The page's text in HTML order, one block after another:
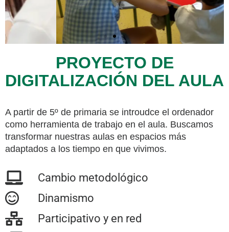
Guiar y orientar en el
proceso
PROYECTO DE
DIGITALIZACIÓN DEL AULA
A partir de 5º de primaria se introudce el ordenador
como herramienta de trabajo en el aula. Buscamos
transformar nuestras aulas en espacios más
adaptados a los tiempo en que vivimos.
Cambio metodológico
Dinamismo
Participativo y en red